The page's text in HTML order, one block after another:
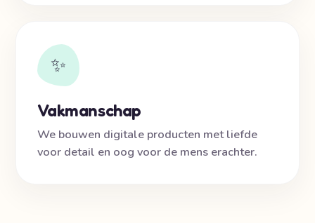
✨
Vakmanschap
We bouwen digitale producten met liefde
voor detail en oog voor de mens erachter.